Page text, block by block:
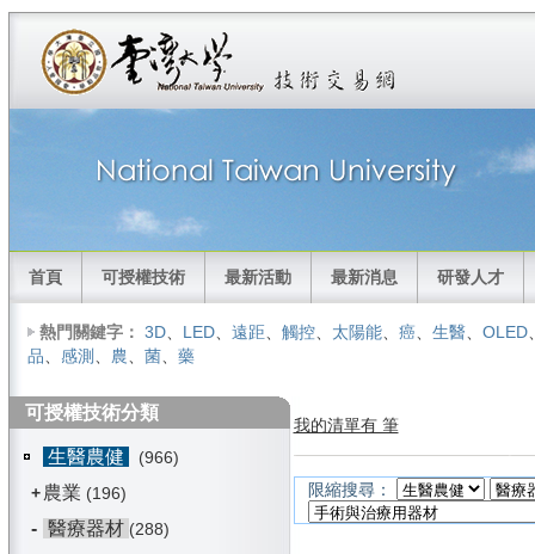
首頁 可授權技術 最新活動 最新消息 研發人才
熱門關鍵字： 3D、 LED、 遠距、 觸控、 太陽能、 癌、 生醫、 OLED
品、 感測 、 農、 菌、 藥
可授權技術分類
生醫農健
(966)
+ 農業 (196)
- 醫療器材 (288)
我的清單有 筆
限縮搜尋：